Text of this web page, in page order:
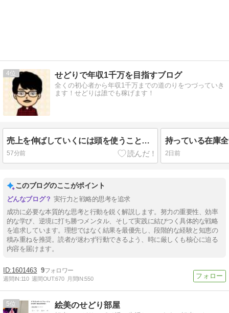
4 せどりで年収1千万を目指すブログ
全くの初心者から年収1千万までの道のりをつづっていき
ます！せどりは誰でも稼げます！
売上を伸ばしていくには頭を使うことは必須
57分前
持っている在庫
2日前
このブログのここがポイント
実行力と戦略的思考を追求
成功に必要な本質的な思考と行動を鋭く解説します。努力の重要性、効率
的な学び、逆境に打ち勝つメンタル、そして実践に結びつく具体的な戦略
を追求しています。理想ではなく結果を最優先し、段階的な経験と知恵の
積み重ねを推奨。読者が迷わず行動できるよう、時に厳しくも核心に迫る
内容を届けます。
1601463 9
週間IN:110 週間OUT:670 月間IN:550
5 絵美のせどり部屋